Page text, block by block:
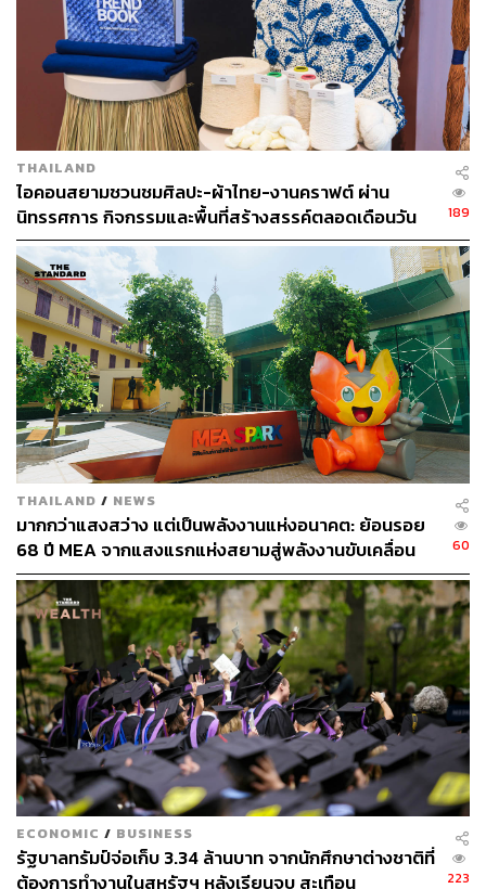
วิทวัส คุตตะเทพ รองกรรมการผู้จัดการอาวุโส สายโครงการ
เชิงพาณิชยกรรม
เฟรเซอร์ส พร็อพเพอร์ตี้ คอมเมอร์เชียล (ประเทศไทย)
สัดส่วนออฟฟิศแบบ Core & Flex เป็นการให้บริการพื้นที่
สำนักงานที่ผสานรูปแบบพื้นที่สำนักงานแบบมาตรฐาน
(Core) และแบบยืดหยุ่น (Flex) เข้าไว้ด้วยกันอย่างลงตัว
ทำให้มีพื้นที่หลากหลายรูปแบบให้เลือกใช้งานตามความ
ต้องการ
วิทวัสกล่าวว่า รูปแบบสำนักงานCore & Flex จะเพิ่มมากขึ้น
แน่นอนในอนาคตทั้งในประเทศไทยและทั่วโลก แต่ก็ไม่ใช่รูป
แบบที่เหมาะสมกับทุกบริษัท (One size fit all) ในการจัด
สัดส่วนสำหรับทุกธุรกิจ สัดส่วนพื้นที่ขึ้นอยู่กับนโยบายของ
แต่ละองค์กร เช่น Core 50% Flex 50% หรือ Core 80% Flex
20% ด้วยข้อดีที่ต่างกันอาจจะเหมาะกับรูปแบบองค์กรที่ต่าง
กัน
พื้นที่แบบ Core หรือพื้นที่สำนักงานแบบมาตรฐาน ที่ผู้เช่า
สามารถออกแบบตกแต่งพื้นที่ได้เองตามอัตลักษณ์และ
วัฒนธรรมองค์กร ค่าเช่าคิดราคาตาม ตร.ม. และมีระยะ
THAILAND
ไอคอนสยามชวนชมศิลปะ-ผ้าไทย-งานคราฟต์ ผ่าน
นิทรรศการ กิจกรรมและพื้นที่สร้างสรรค์ตลอดเดือนวัน
แม่ [ADVERTORIAL]
189
THAILAND / NEWS
มากกว่าแสงสว่าง แต่เป็นพลังงานแห่งอนาคต: ย้อนรอย
68 ปี MEA จากแสงแรกแห่งสยามสู่พลังงานขับเคลื่อน
เมือง ผ่าน MEA SPARK
60
ECONOMIC / BUSINESS
รัฐบาลทรัมป์จ่อเก็บ 3.34 ล้านบาท จากนักศึกษาต่างชาติที่
ต้องการทำงานในสหรัฐฯ หลังเรียนจบ สะเทือน
223